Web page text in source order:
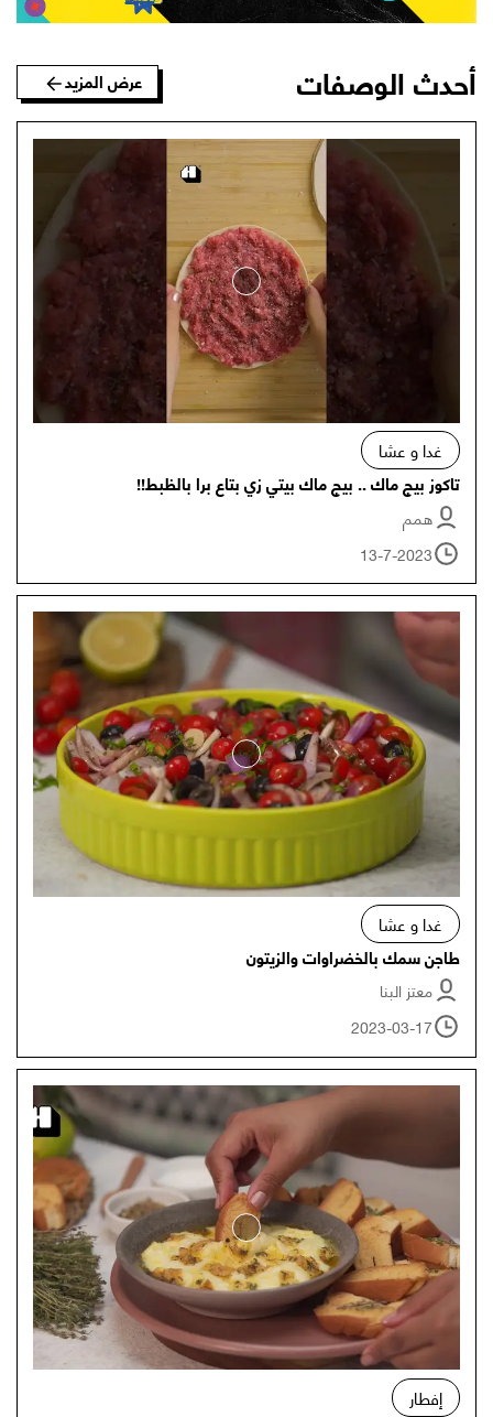
أحدث الوصفات عرض المزيد
غدا و عشا
تاكوز بيج ماك .. بيج ماك بيتي زي بتاع برا بالظبط!!
همم
13-7-2023
غدا و عشا
طاجن سمك بالخضراوات والزيتون
معتز البنا
2023-03-17
إفطار